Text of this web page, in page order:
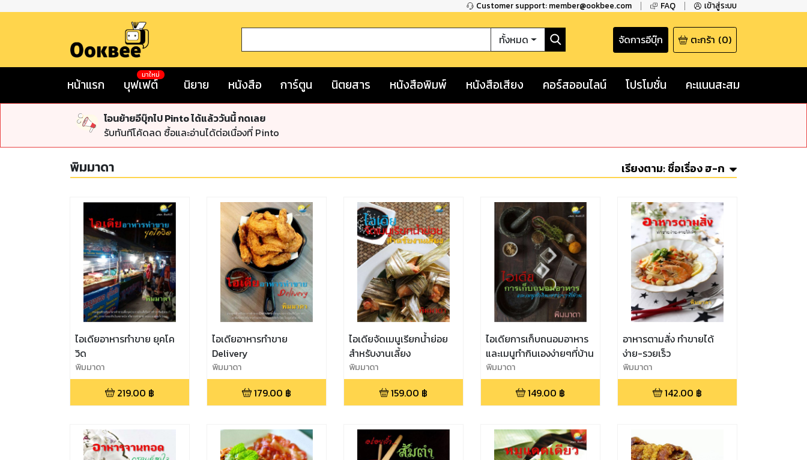
Customer support: member@ookbee.com FAQ เข้าสู่ระบบ
ทั้งหมด จัดการอีบุ๊ก ตะกร้า (0)
หน้าแรก บุฟเฟต์
มาใหม่
นิยาย หนังสือ การ์ตูน นิตยสาร หนังสือพิมพ์ หนังสือเสียง คอร์สออนไลน์ โปรโมชั่น คะแนนสะสม
โอนย้ายอีบุ๊กไป Pinto ได้แล้ววันนี้ กดเลย
รับทันทีโค้ดลด ซื้อและอ่านได้ต่อเนื่องที่ Pinto
พิมมาดา เรียงตาม:ชื่อเรื่อง ฮ-ก
ไอเดียอาหารทำขาย ยุคโค
วิด
พิมมาดา
219.00 ฿
ไอเดียอาหารทำขาย
Delivery
พิมมาดา
179.00 ฿
ไอเดียจัดเมนูเรียกน้ำย่อย
สำหรับงานเลี้ยง
พิมมาดา
159.00 ฿
ไอเดียการเก็บถนอมอาหาร
และเมนูทำกินเองง่ายๆที่บ้าน
พิมมาดา
149.00 ฿
อาหารตามสั่ง ทำขายได้
ง่าย-รวยเร็ว
พิมมาดา
142.00 ฿